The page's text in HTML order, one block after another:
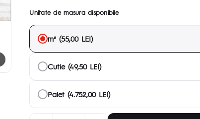
Unitate de masura disponibile
m² (55,00 LEI)
Cutie (49,50 LEI)
Palet (4.752,00 LEI)